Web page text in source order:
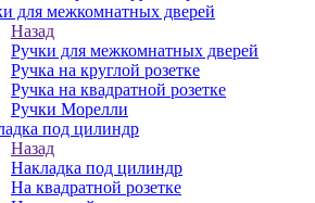
для межкомнатных дверей
Назад
Ручки для межкомнатных дверей
Ручка на круглой розетке
Ручка на квадратной розетке
Ручки Морелли
под цилиндр
Назад
Накладка под цилиндр
На квадратной розетке